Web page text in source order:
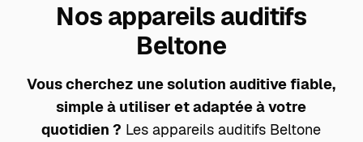
Nos appareils auditifs
Beltone
Vous cherchez une solution auditive fiable,
simple à utiliser et adaptée à votre
quotidien ? Les appareils auditifs Beltone